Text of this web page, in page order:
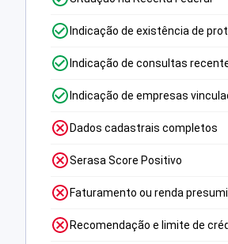
Indicação de existência de
Indicação de consultas
Indicação de empresas
Dados cadastrais completos
Serasa Score Positivo
Faturamento ou renda
Recomendação e limite de